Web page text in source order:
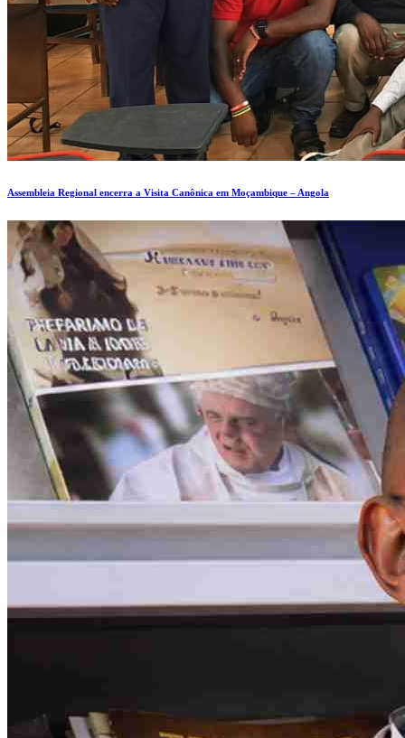
Assembleia Regional encerra a Visita Canônica em Moçambique – Angola